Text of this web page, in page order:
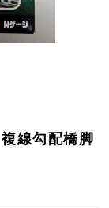
線勾配橋脚